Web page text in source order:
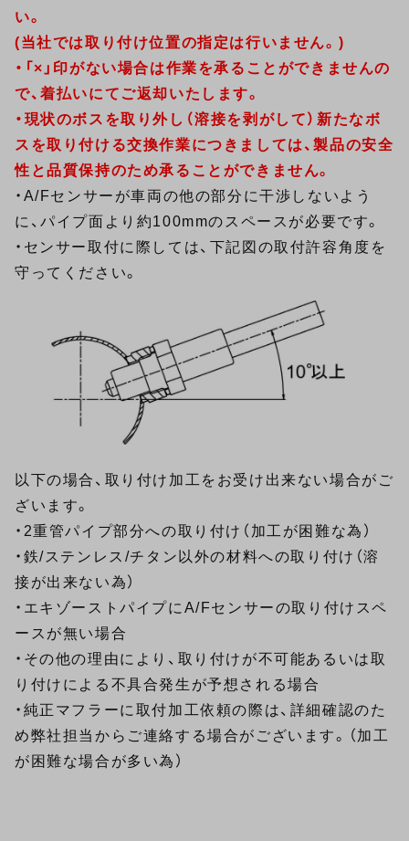
い。
(当社では取り付け位置の指定は行いません。)
・「×」印がない場合は作業を承ることができませんの
で、着払いにてご返却いたします。
・現状のボスを取り外し（溶接を剥がして）新たなボ
スを取り付ける交換作業につきましては、製品の安全
性と品質保持のため承ることができません。
・A/Fセンサーが車両の他の部分に干渉しないよう
に、パイプ面より約100mmのスペースが必要です。
・センサー取付に際しては、下記図の取付許容角度を
守ってください。
以下の場合、取り付け加工をお受け出来ない場合がご
ざいます。
・2重管パイプ部分への取り付け（加工が困難な為）
・鉄/ステンレス/チタン以外の材料への取り付け（溶
接が出来ない為）
・エキゾーストパイプにA/Fセンサーの取り付けスペ
ースが無い場合
・その他の理由により、取り付けが不可能あるいは取
り付けによる不具合発生が予想される場合
・純正マフラーに取付加工依頼の際は、詳細確認のた
め弊社担当からご連絡する場合がございます。（加工
が困難な場合が多い為）